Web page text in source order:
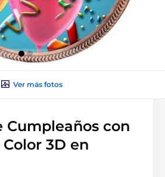
Ver más fotos
Cumpleaños con
3D en